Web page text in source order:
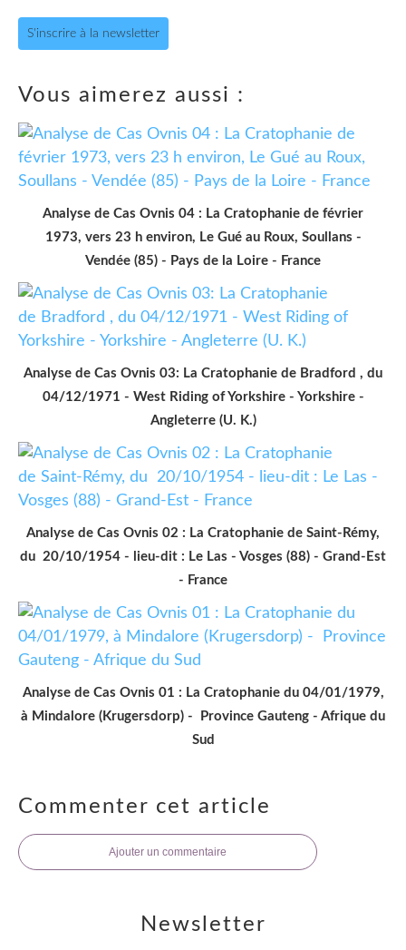
S'inscrire à la newsletter
Vous aimerez aussi :
Analyse de Cas Ovnis 04 : La Cratophanie de février
1973, vers 23 h environ, Le Gué au Roux, Soullans -
Vendée (85) - Pays de la Loire - France
Analyse de Cas Ovnis 03: La Cratophanie de Bradford , du
04/12/1971 - West Riding of Yorkshire - Yorkshire -
Angleterre (U. K.)
Analyse de Cas Ovnis 02 : La Cratophanie de Saint-Rémy,
du 20/10/1954 - lieu-dit : Le Las - Vosges (88) - Grand-Est
- France
Analyse de Cas Ovnis 01 : La Cratophanie du 04/01/1979,
à Mindalore (Krugersdorp) - Province Gauteng - Afrique du
Sud
Commenter cet article
Ajouter un commentaire
Newsletter